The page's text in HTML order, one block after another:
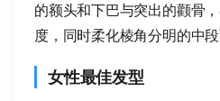
的额头和下巴与突出的颧骨
度，同时柔化棱角分明的中段
女性最佳发型